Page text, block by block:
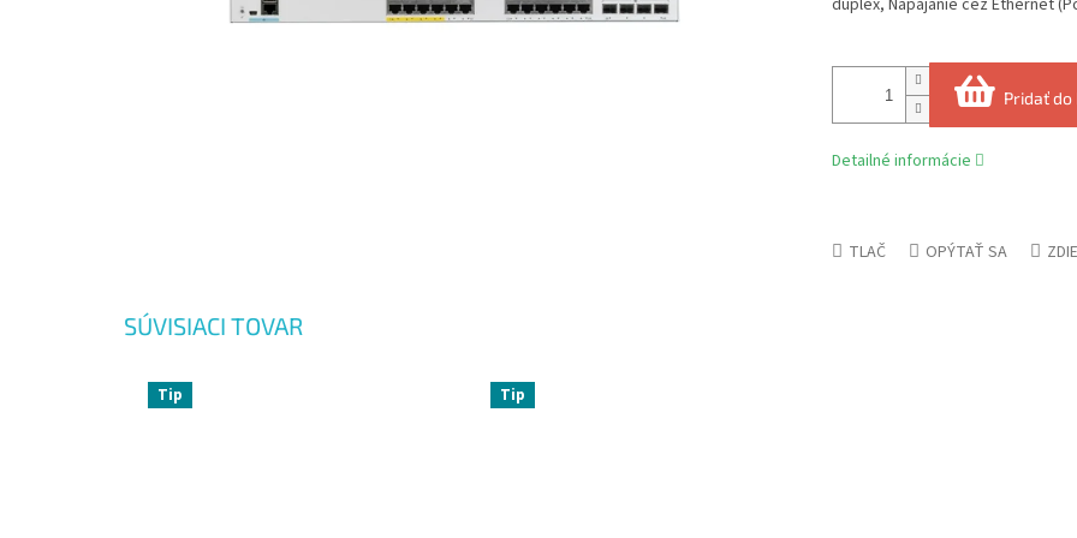
Pridať do
duplex, Napájanie cez Ethernet
Detailné informácie
TLAČ OPÝTAŤ SA
SÚVISIACI TOVAR
Tip Tip